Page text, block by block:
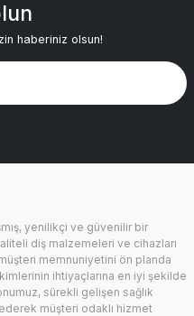
haberiniz olsun!
yenilikçi ve güvenilir bir
diş malzemeleri ve cihazları
memnuniyetini ön planda
ihtiyaçlarına en iyi şekilde
sürekli gelişen sağlık
müşteri odaklı hizmet